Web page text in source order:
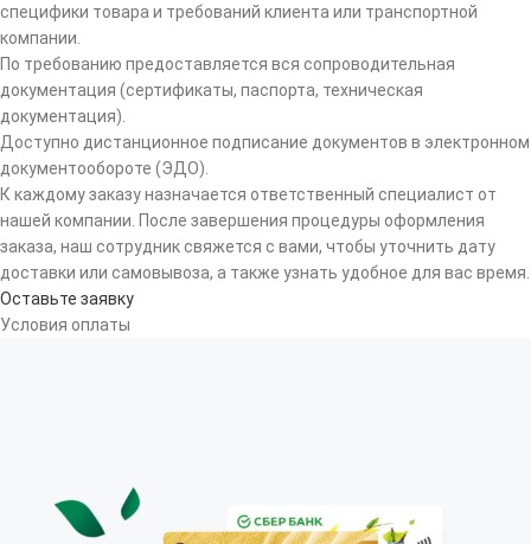
специфики товара и требований клиента или транспортной
компании.
По требованию предоставляется вся сопроводительная
документация (сертификаты, паспорта, техническая
документация).
Доступно дистанционное подписание документов в электронном
документообороте (ЭДО).
К каждому заказу назначается ответственный специалист от
нашей компании. После завершения процедуры оформления
заказа, наш сотрудник свяжется с вами, чтобы уточнить дату
доставки или самовывоза, а также узнать удобное для вас время.
Оставьте заявку
Условия оплаты